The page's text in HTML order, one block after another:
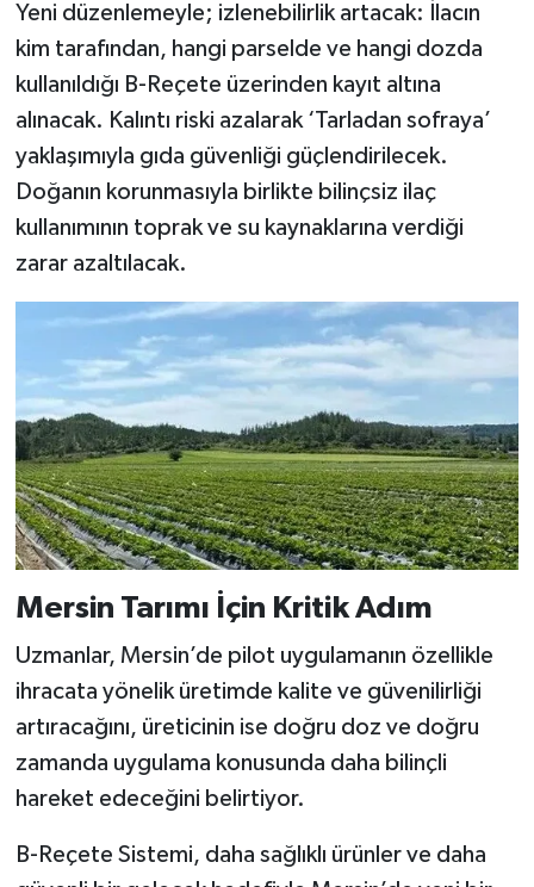
Yeni düzenlemeyle; izlenebilirlik artacak: İlacın
kim tarafından, hangi parselde ve hangi dozda
kullanıldığı B-Reçete üzerinden kayıt altına
alınacak. Kalıntı riski azalarak ‘Tarladan sofraya’
yaklaşımıyla gıda güvenliği güçlendirilecek.
Doğanın korunmasıyla birlikte bilinçsiz ilaç
kullanımının toprak ve su kaynaklarına verdiği
zarar azaltılacak.
Mersin Tarımı İçin Kritik Adım
Uzmanlar, Mersin’de pilot uygulamanın özellikle
ihracata yönelik üretimde kalite ve güvenilirliği
artıracağını, üreticinin ise doğru doz ve doğru
zamanda uygulama konusunda daha bilinçli
hareket edeceğini belirtiyor.
B-Reçete Sistemi, daha sağlıklı ürünler ve daha